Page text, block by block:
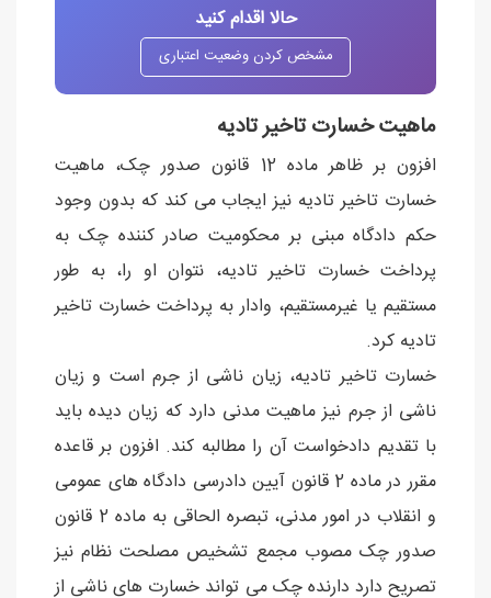
حالا اقدام کنید
مشخص کردن وضعیت اعتباری
ماهیت خسارت تاخیر تادیه
افزون بر ظاهر ماده 12 قانون صدور چک، ماهیت
خسارت تاخیر تادیه نیز ایجاب می کند که بدون وجود
حکم دادگاه مبنی بر محکومیت صادر کننده چک به
پرداخت خسارت تاخیر تادیه، نتوان او را، به طور
مستقیم یا غیرمستقیم، وادار به پرداخت خسارت تاخیر
تادیه کرد.
خسارت تاخیر تادیه، زیان ناشی از جرم است و زیان
ناشی از جرم نیز ماهیت مدنی دارد که زیان دیده باید
با تقدیم دادخواست آن را مطالبه کند. افزون بر قاعده
مقرر در ماده 2 قانون آیین دادرسی دادگاه های عمومی
و انقلاب در امور مدنی، تبصره الحاقی به ماده 2 قانون
صدور چک مصوب مجمع تشخیص مصلحت نظام نیز
تصریح دارد دارنده چک می تواند خسارت های ناشی از